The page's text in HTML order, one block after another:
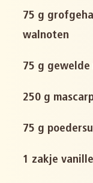
75 g
walnoten
75 g gewelde
250 g
75 g
1 zakje